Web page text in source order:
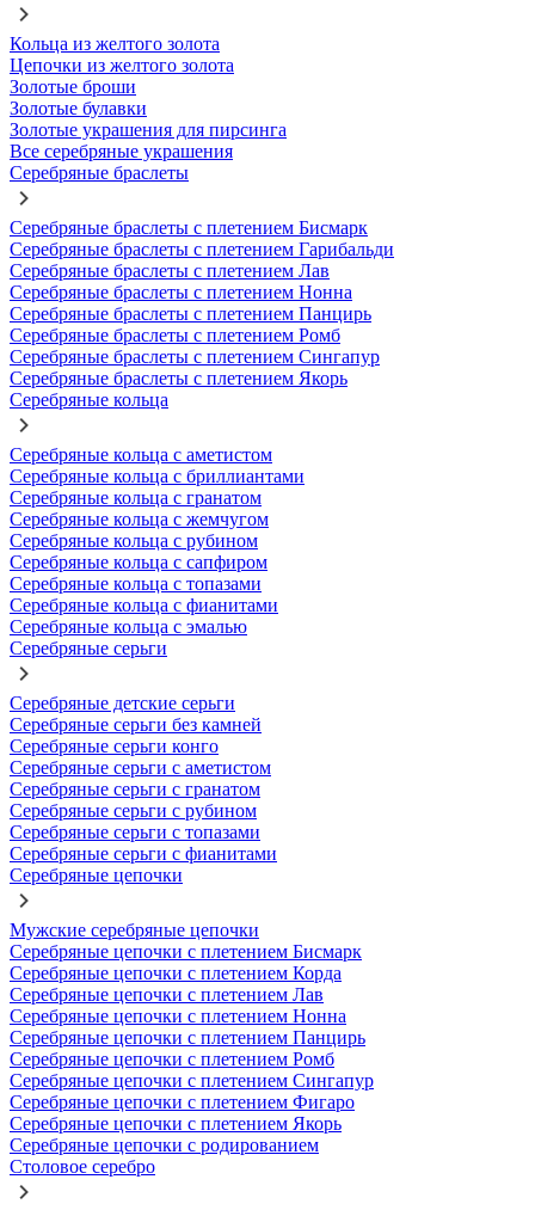
Кольца из желтого золота
Цепочки из желтого золота
Золотые броши
Золотые булавки
Золотые украшения для пирсинга
Все серебряные украшения
Серебряные браслеты
Серебряные браслеты с плетением Бисмарк
Серебряные браслеты с плетением Гарибальди
Серебряные браслеты с плетением Лав
Серебряные браслеты с плетением Нонна
Серебряные браслеты с плетением Панцирь
Серебряные браслеты с плетением Ромб
Серебряные браслеты с плетением Сингапур
Серебряные браслеты с плетением Якорь
Серебряные кольца
Серебряные кольца с аметистом
Серебряные кольца с бриллиантами
Серебряные кольца с гранатом
Серебряные кольца с жемчугом
Серебряные кольца с рубином
Серебряные кольца с сапфиром
Серебряные кольца с топазами
Серебряные кольца с фианитами
Серебряные кольца с эмалью
Серебряные серьги
Серебряные детские серьги
Серебряные серьги без камней
Серебряные серьги конго
Серебряные серьги с аметистом
Серебряные серьги с гранатом
Серебряные серьги с рубином
Серебряные серьги с топазами
Серебряные серьги с фианитами
Серебряные цепочки
Мужские серебряные цепочки
Серебряные цепочки с плетением Бисмарк
Серебряные цепочки с плетением Корда
Серебряные цепочки с плетением Лав
Серебряные цепочки с плетением Нонна
Серебряные цепочки с плетением Панцирь
Серебряные цепочки с плетением Ромб
Серебряные цепочки с плетением Сингапур
Серебряные цепочки с плетением Фигаро
Серебряные цепочки с плетением Якорь
Серебряные цепочки с родированием
Столовое серебро